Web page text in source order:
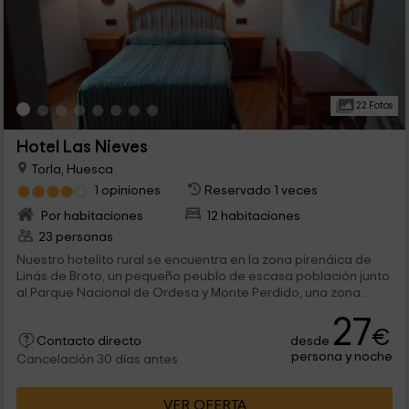
22 Fotos
Hotel Las Nieves
Torla, Huesca
1 opiniones
Reservado 1 veces
Por habitaciones
12 habitaciones
23 personas
Nuestro hotelito rural se encuentra en la zona pirenáica de
Linás de Broto, un pequeño peublo de escasa población junto
al Parque Nacional de Ordesa y Monte Perdido, una zona
alojamiento ofrece un restaurante con comida tradicional
aragonesa y totalmente casera, donde recuperarnos con una
restauradora comida después de un largo día de montaña.
Contacto directo
Cancelación 30 días antes
desde 27€
persona y noche
VER OFERTA